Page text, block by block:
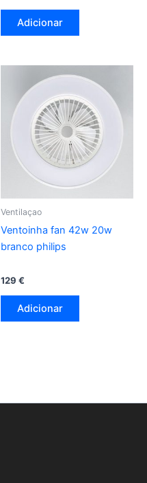
Adicionar
Ventilaçao
Ventoinha fan 42w 20w
branco philips
129 €
Adicionar